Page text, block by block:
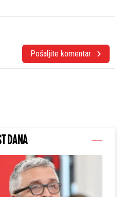
Pošaljite komentar
DANA